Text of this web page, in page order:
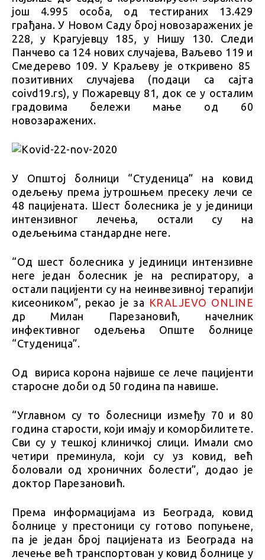
још 4.995 особа, од тестираних 13.429
грађана. У Новом Саду број новозаражених је
228, у Крагујевцу 185, у Нишу 130. Следи
Панчево са 124 нових случајева, Ваљево 119 и
Смедерево 109. У Краљеву је откривено 85
позитивних случајева (подаци са сајта
coivd19.rs), у Пожаревцу 81, док се у осталим
градовима бележи мање од 60
новозаражених.
У Општој болници “Студеница” на ковид
одељењу према јутрошњем пресеку лечи се
48 пацијената. Шест болесника је у јединици
интензивног лечења, остали су на
одељењима стандардне неге.
“Од шест болесника у јединици интензивне
неге један болесник је на респиратору, а
остали пацијенти су на неинвезивној терапији
кисеоником”, рекао је за KRALJEVO ONLINE
др Милан Парезановић, начелник
инфективног одељења Опште болнице
“Студеница”.
Од вириса корона највише се лече пацијенти
старосне доби од 50 година па навише.
“Углавном су то болесници између 70 и 80
година старости, који имају и коморбилитете.
Сви су у тешкој клиничкој слици. Имали смо
четири преминула, који су уз ковид, већ
боловали од хроничних болести”, додао је
доктор Парезановић.
Према информацијама из Београда, ковид
болнице у престоници су готово попуњене,
па је један број пацијената из Београда на
лечење већ транспортован у ковид болнице у